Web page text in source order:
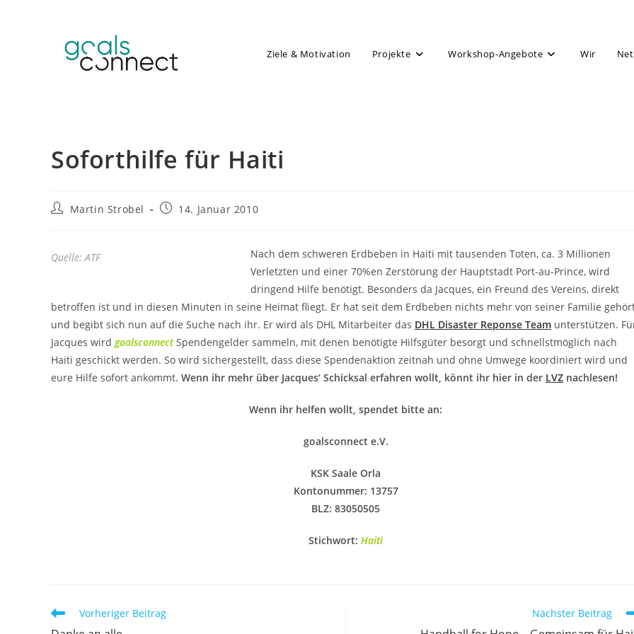
Ziele & Motivation Projekte Workshop-Angebote Wir
Soforthilfe für Haiti
Beitrags-
Martin Strobel
Beitrag14. Januar 2010
Quelle: ATF
Nach dem schweren Erdbeben in Haiti mit tausenden Toten, ca. 3 Millionen
Verletzten und einer 70%en Zerstörung der Hauptstadt Port-au-Prince, wird
dringend Hilfe benötigt. Besonders da Jacques, ein Freund des Vereins, direkt
betroffen ist und in diesen Minuten in seine Heimat fliegt. Er hat seit dem Erdbeben nichts mehr von seiner Familie
und begibt sich nun auf die Suche nach ihr. Er wird als DHL Mitarbeiter das DHL Disaster Reponse Team unterstützen.
Jacques wird goalsconnectSpendengelder sammeln, mit denen benötigte Hilfsgüter besorgt und schnellstmöglich nach
Haiti geschickt werden. So wird sichergestellt, dass diese Spendenaktion zeitnah und ohne Umwege koordiniert wird und
eure Hilfe sofort ankommt. Wenn ihr mehr über Jacques‘ Schicksal erfahren wollt, könnt ihr hier in der LVZ nachlesen!
Wenn ihr helfen wollt, spendet bitte an:
goalsconnect e.V.
KSK Saale Orla
Kontonummer: 13757
BLZ: 83050505
Stichwort: Haiti
Weitere
Artikel
Vorheriger Beitrag Nächster Beitrag